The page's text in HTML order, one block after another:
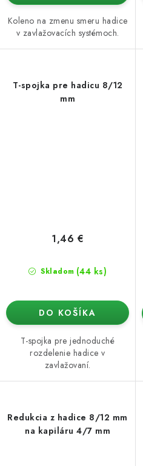
Koleno na zmenu smeru hadice
v zavlažovacích systémoch.
T-spojka pre hadicu 8/12
mm
Skladom (44 ks)
1,46 €
DO KOŠÍKA
T-spojka pre jednoduché
rozdelenie hadice v
zavlažovaní.
Redukcia z hadice 8/12 mm
na kapiláru 4/7 mm